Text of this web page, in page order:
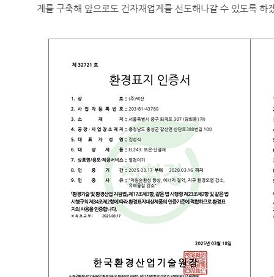
계를 구축해 앞으로도 건자재업계를 선도해나갈 수 있도록 하